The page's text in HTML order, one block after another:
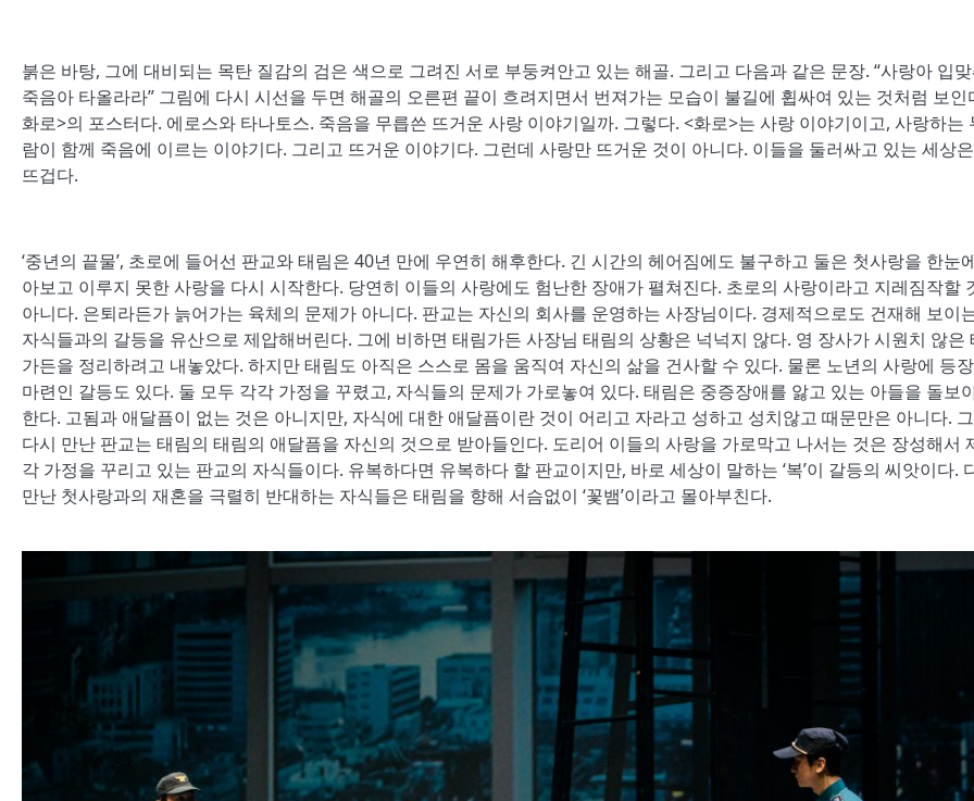
붉은 바탕, 그에 대비되는 목탄 질감의 검은 색으로 그려진 서로 부둥켜안고 있는 해골. 그리고 다음과 같은 문장. “사랑아 입
죽음아 타올라라” 그림에 다시 시선을 두면 해골의 오른편 끝이 흐려지면서 번져가는 모습이 불길에 휩싸여 있는 것처럼 보인
화로>의 포스터다. 에로스와 타나토스. 죽음을 무릅쓴 뜨거운 사랑 이야기일까. 그렇다. <화로>는 사랑 이야기이고, 사랑하는
람이 함께 죽음에 이르는 이야기다. 그리고 뜨거운 이야기다. 그런데 사랑만 뜨거운 것이 아니다. 이들을 둘러싸고 있는 세상
뜨겁다.
‘중년의 끝물’, 초로에 들어선 판교와 태림은 40년 만에 우연히 해후한다. 긴 시간의 헤어짐에도 불구하고 둘은 첫사랑을 한눈
아보고 이루지 못한 사랑을 다시 시작한다. 당연히 이들의 사랑에도 험난한 장애가 펼쳐진다. 초로의 사랑이라고 지레짐작할
아니다. 은퇴라든가 늙어가는 육체의 문제가 아니다. 판교는 자신의 회사를 운영하는 사장님이다. 경제적으로도 건재해 보이
자식들과의 갈등을 유산으로 제압해버린다. 그에 비하면 태림가든 사장님 태림의 상황은 넉넉지 않다. 영 장사가 시원치 않은
가든을 정리하려고 내놓았다. 하지만 태림도 아직은 스스로 몸을 움직여 자신의 삶을 건사할 수 있다. 물론 노년의 사랑에 등
마련인 갈등도 있다. 둘 모두 각각 가정을 꾸렸고, 자식들의 문제가 가로놓여 있다. 태림은 중증장애를 앓고 있는 아들을 돌보
한다. 고됨과 애달픔이 없는 것은 아니지만, 자식에 대한 애달픔이란 것이 어리고 자라고 성하고 성치않고 때문만은 아니다.
다시 만난 판교는 태림의 태림의 애달픔을 자신의 것으로 받아들인다. 도리어 이들의 사랑을 가로막고 나서는 것은 장성해서
각 가정을 꾸리고 있는 판교의 자식들이다. 유복하다면 유복하다 할 판교이지만, 바로 세상이 말하는 ‘복’이 갈등의 씨앗이다.
만난 첫사랑과의 재혼을 극렬히 반대하는 자식들은 태림을 향해 서슴없이 ‘꽃뱀’이라고 몰아부친다.